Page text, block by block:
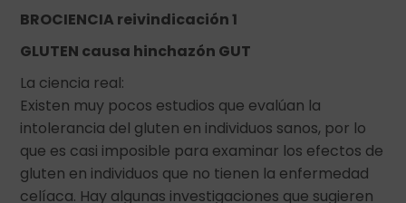
BROCIENCIA reivindicación 1
GLUTEN causa hinchazón GUT
La ciencia real:
Existen muy pocos estudios que evalúan la
intolerancia del gluten en individuos sanos, por lo
que es casi imposible para examinar los efectos de
gluten en individuos que no tienen la enfermedad
celíaca. Hay algunas investigaciones que sugieren